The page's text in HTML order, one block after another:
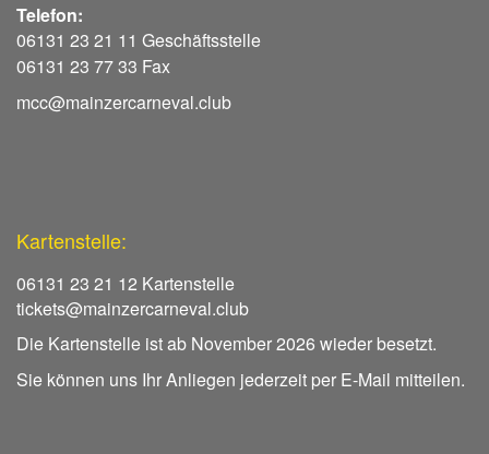
Telefon:
06131 23 21 11 Geschäftsstelle
06131 23 77 33 Fax
mcc@mainzercarneval.club
Kartenstelle:
06131 23 21 12 Kartenstelle
tickets@mainzercarneval.club
Die Kartenstelle ist ab November 2026 wieder besetzt.
Sie können uns Ihr Anliegen jederzeit per E-Mail mitteilen.